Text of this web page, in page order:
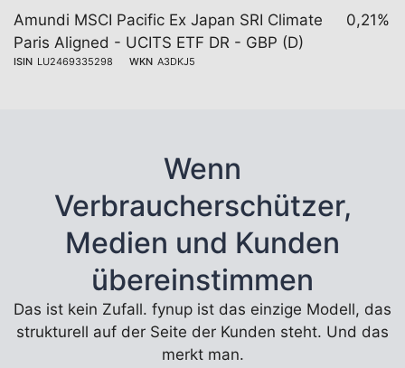
Amundi MSCI Pacific Ex Japan SRI Climate
Paris Aligned - UCITS ETF DR - GBP (D)
ISIN LU2469335298 WKN A3DKJ5
0,21%
Wenn
Verbraucherschützer,
Medien und Kunden
übereinstimmen
Das ist kein Zufall. fynup ist das einzige Modell, das
strukturell auf der Seite der Kunden steht. Und das
merkt man.